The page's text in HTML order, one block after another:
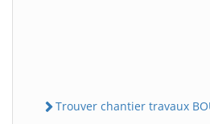
Trouver chantier travaux